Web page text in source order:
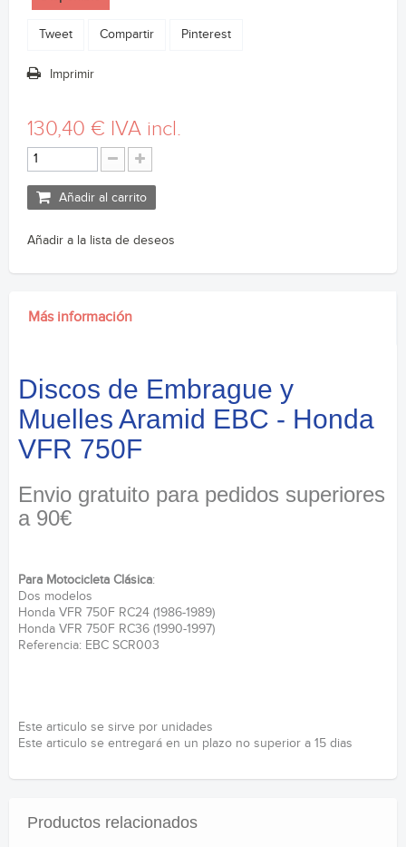
Tweet Compartir Pinterest
Imprimir
130,40 € IVA incl.
Añadir al carrito
Añadir a la lista de deseos
Más información
Discos de Embrague y
Muelles Aramid EBC - Honda
VFR 750F
Envio gratuito para pedidos superiores
a 90€
Para Motocicleta Clásica:
Dos modelos
Honda VFR 750F RC24 (1986-1989)
Honda VFR 750F RC36 (1990-1997)
Referencia: EBC SCR003
Este articulo se sirve por unidades
Este articulo se entregará en un plazo no superior a 15 dias
Productos relacionados